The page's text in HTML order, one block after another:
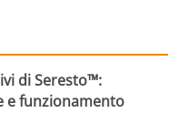
di Seresto™:
e funzionamento